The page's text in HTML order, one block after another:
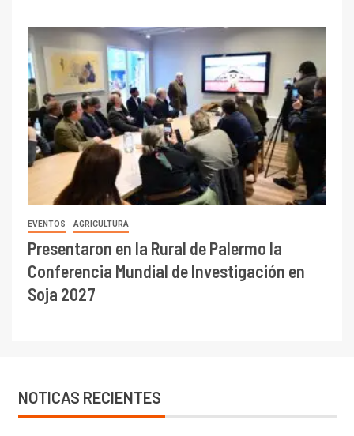
EVENTOS AGRICULTURA
Presentaron en la Rural de Palermo la
Conferencia Mundial de Investigación en
Soja 2027
NOTICAS RECIENTES